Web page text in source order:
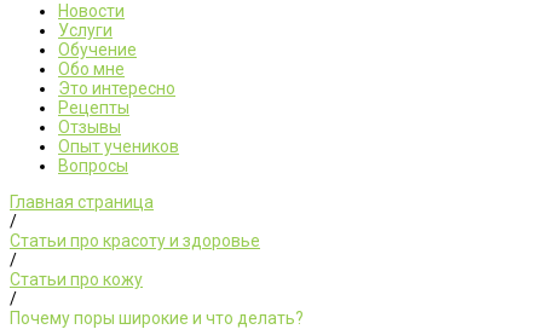
Новости
Услуги
Обучение
Обо мне
Это интересно
Рецепты
Отзывы
Опыт учеников
Вопросы
Главная страница
/
Статьи про красоту и здоровье
/
Статьи про кожу
/
Почему поры широкие и что делать?